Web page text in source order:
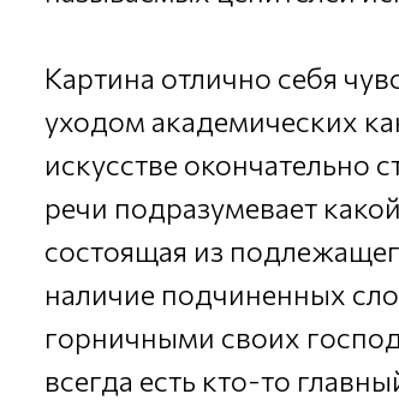
Картина отлично себя
уходом академических
искусстве окончательно
речи подразумевает
состоящая из
наличие подчиненных
горничными своих
всегда есть кто-то